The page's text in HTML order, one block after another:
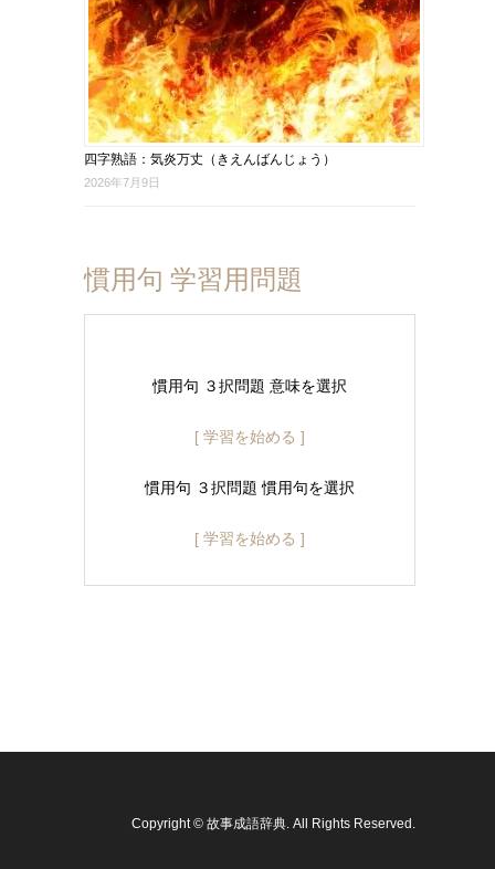
四字熟語：気炎万丈（きえんばんじょう）
2026年7月9日
慣用句 学習用問題
慣用句 ３択問題 意味を選択
[ 学習を始める ]
慣用句 ３択問題 慣用句を選択
[ 学習を始める ]
Copyright © 故事成語辞典 . All Rights Reserved.